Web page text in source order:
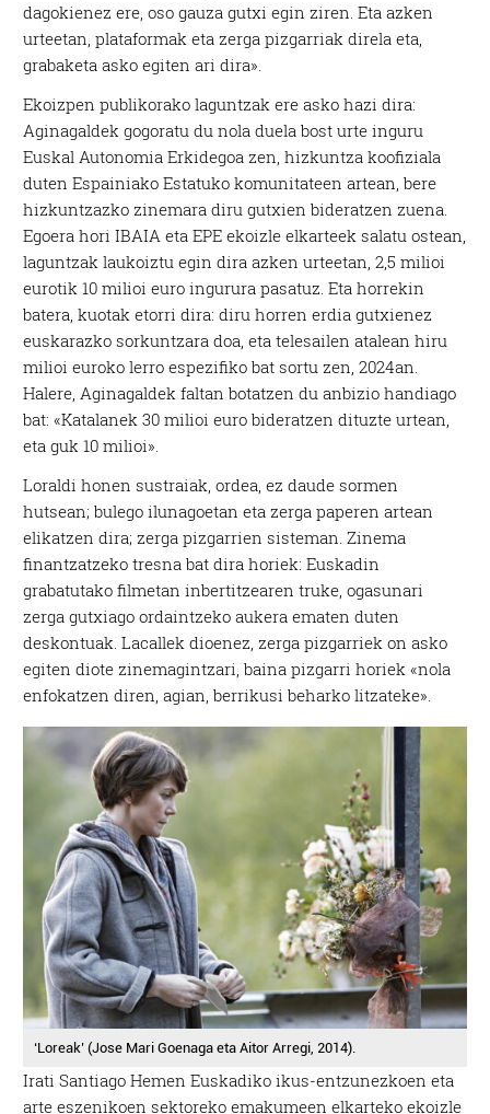
dagokienez ere, oso gauza gutxi egin ziren. Eta azken
urteetan, plataformak eta zerga pizgarriak direla eta,
grabaketa asko egiten ari dira».
Ekoizpen publikorako laguntzak ere asko hazi dira:
Aginagaldek gogoratu du nola duela bost urte inguru
Euskal Autonomia Erkidegoa zen, hizkuntza koofiziala
duten Espainiako Estatuko komunitateen artean, bere
hizkuntzazko zinemara diru gutxien bideratzen zuena.
Egoera hori IBAIA eta EPE ekoizle elkarteek salatu ostean,
laguntzak laukoiztu egin dira azken urteetan, 2,5 milioi
eurotik 10 milioi euro ingurura pasatuz. Eta horrekin
batera, kuotak etorri dira: diru horren erdia gutxienez
euskarazko sorkuntzara doa, eta telesailen atalean hiru
milioi euroko lerro espezifiko bat sortu zen, 2024an.
Halere, Aginagaldek faltan botatzen du anbizio handiago
bat: «Katalanek 30 milioi euro bideratzen dituzte urtean,
eta guk 10 milioi».
Loraldi honen sustraiak, ordea, ez daude sormen
hutsean; bulego ilunagoetan eta zerga paperen artean
elikatzen dira; zerga pizgarrien sisteman. Zinema
finantzatzeko tresna bat dira horiek: Euskadin
grabatutako filmetan inbertitzearen truke, ogasunari
zerga gutxiago ordaintzeko aukera ematen duten
deskontuak. Lacallek dioenez, zerga pizgarriek on asko
egiten diote zinemagintzari, baina pizgarri horiek «nola
enfokatzen diren, agian, berrikusi beharko litzateke».
‘Loreak’ (Jose Mari Goenaga eta Aitor Arregi, 2014).
Irati Santiago Hemen Euskadiko ikus-entzunezkoen eta
arte eszenikoen sektoreko emakumeen elkarteko ekoizle